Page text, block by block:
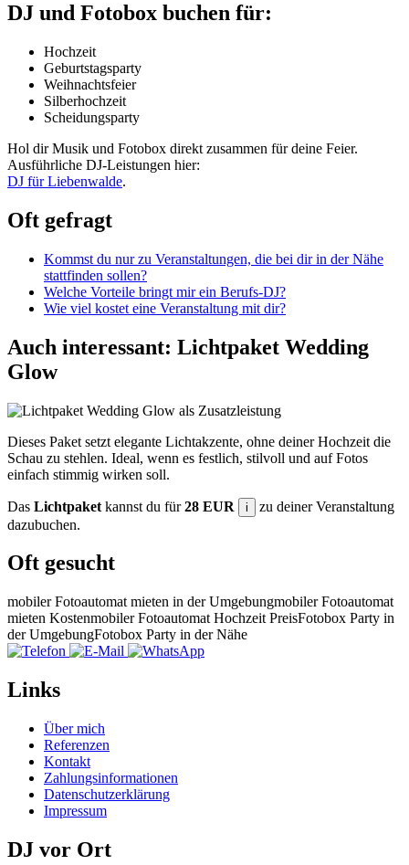
DJ und Fotobox buchen für:
Hochzeit
Geburtstagsparty
Weihnachtsfeier
Silberhochzeit
Scheidungsparty
Hol dir Musik und Fotobox direkt zusammen für deine Feier.
Ausführliche DJ-Leistungen hier:
DJ für Liebenwalde.
Oft gefragt
Kommst du nur zu Veranstaltungen, die bei dir in der Nähe
stattfinden sollen?
Welche Vorteile bringt mir ein Berufs-DJ?
Wie viel kostet eine Veranstaltung mit dir?
Auch interessant: Lichtpaket Wedding
Glow
Dieses Paket setzt elegante Lichtakzente, ohne deiner Hochzeit die
Schau zu stehlen. Ideal, wenn es festlich, stilvoll und auf Fotos
einfach stimmig wirken soll.
Das Lichtpaket kannst du für28 EUR i
zu deiner Veranstaltung
dazubuchen.
Oft gesucht
mobiler Fotoautomat mieten in der Umgebungmobiler Fotoautomat
mieten Kostenmobiler Fotoautomat Hochzeit PreisFotobox Party in
der UmgebungFotobox Party in der Nähe
Links
Über mich
Referenzen
Kontakt
Zahlungsinformationen
Datenschutzerklärung
Impressum
DJ vor Ort